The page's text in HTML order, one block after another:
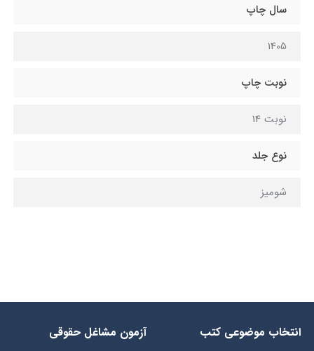
سال چاپ
1405
نوبت چاپ
نوبت 14
نوع جلد
شومیز
انتخاب​ موضوعي​ کتب آزمون مشاغل حقوقی